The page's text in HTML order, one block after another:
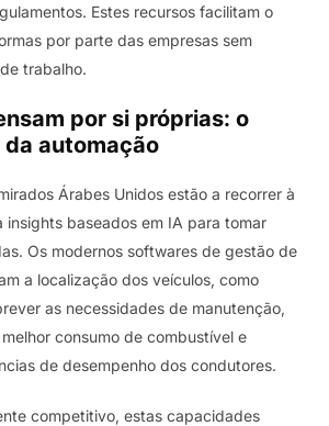
Estes recursos facilitam o
por parte das empresas sem
trabalho.
por si próprias: o
da automação
Árabes Unidos estão a recorrer à
insights baseados em IA para tomar
Os modernos softwares de gestão de
a localização dos veículos, como
as necessidades de manutenção,
consumo de combustível e
de desempenho dos condutores.
competitivo, estas capacidades